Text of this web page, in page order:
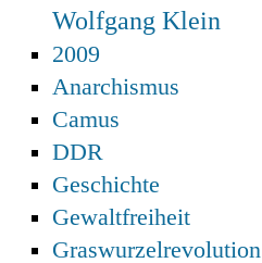
Wolfgang Klein
2009
Anarchismus
Camus
DDR
Geschichte
Gewaltfreiheit
Graswurzelrevolution